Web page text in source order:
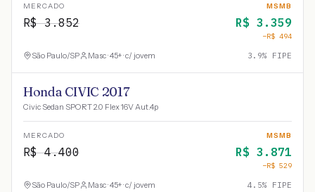
MERCADO
R$3.852
MSMB
R$ 3.359
−R$ 494
São Paulo/SP Masc · 45+ · c/ jovem 3.9% FIPE
Honda CIVIC 2017
Civic Sedan SPORT 2.0 Flex 16V Aut.4p
MERCADO
R$4.400
MSMB
R$ 3.871
−R$ 529
São Paulo/SP Masc · 45+ · c/ jovem 4.5% FIPE